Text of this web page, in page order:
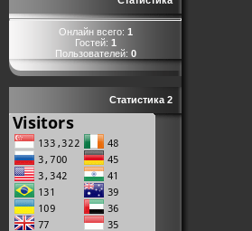
Онлайн всего: 1
Гостей: 1
Пользователей: 0
Статистика 2